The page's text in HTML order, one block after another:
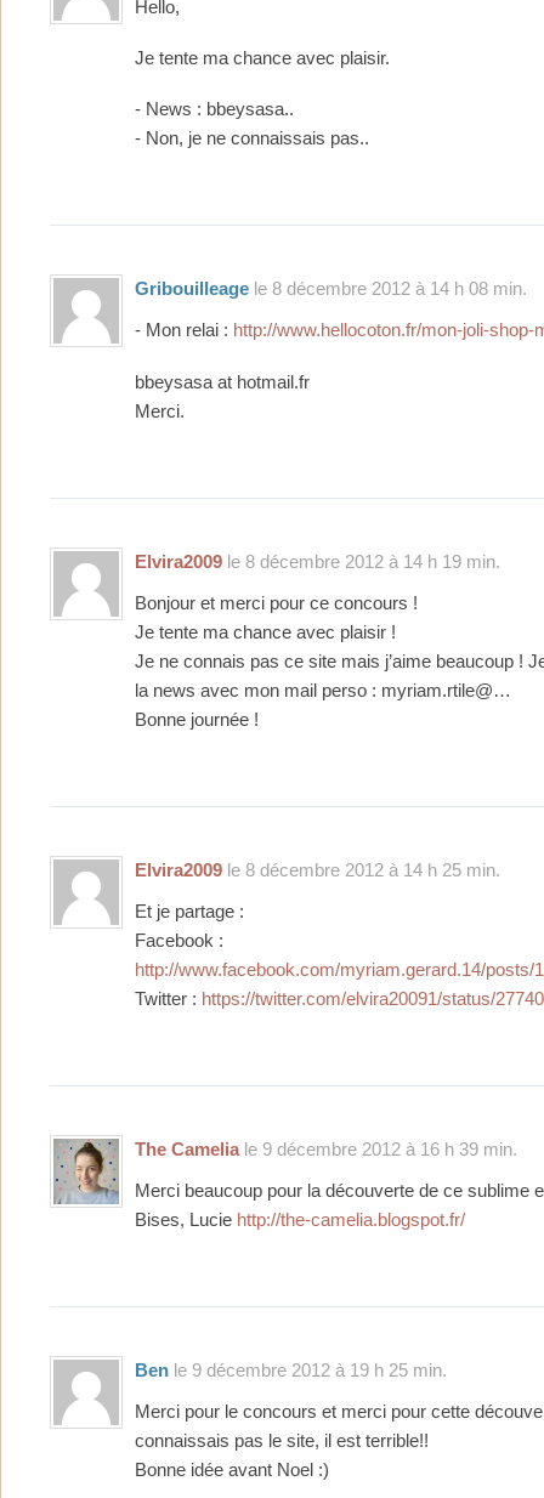
Hello,
Je tente ma chance avec plaisir.
- News : bbeysasa..
- Non, je ne connaissais pas..
Gribouilleage le 8 décembre 2012 à 14 h 08 min.
- Mon relai : http://www.hellocoton.fr/mon-joli-shop-
bbeysasa at hotmail.fr
Merci.
Elvira2009 le 8 décembre 2012 à 14 h 19 min.
Bonjour et merci pour ce concours !
Je tente ma chance avec plaisir !
Je ne connais pas ce site mais j’aime beaucoup !
la news avec mon mail perso : myriam.rtile@…
Bonne journée !
Elvira2009 le 8 décembre 2012 à 14 h 25 min.
Et je partage :
Facebook :
http://www.facebook.com/myriam.gerard.14/posts/
Twitter : https://twitter.com/elvira20091/status/
The Cameliale 9 décembre 2012 à 16 h 39 min.
Merci beaucoup pour la découverte de ce sublime
Bises, Lucie http://the-camelia.blogspot.fr/
Ben le 9 décembre 2012 à 19 h 25 min.
Merci pour le concours et merci pour cette
connaissais pas le site, il est terrible!!
Bonne idée avant Noel :)